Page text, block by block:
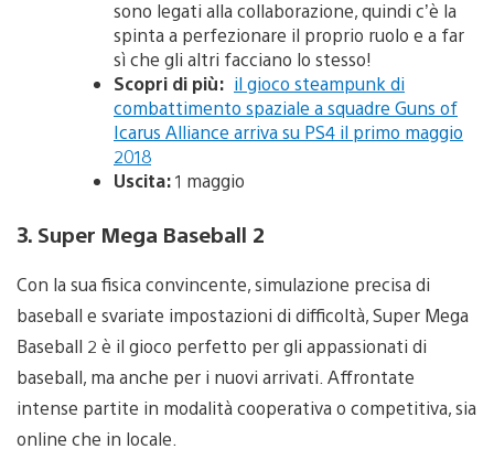
sono legati alla collaborazione, quindi c’è la
spinta a perfezionare il proprio ruolo e a far
sì che gli altri facciano lo stesso!
Scopri di più: il gioco steampunk di
combattimento spaziale a squadre Guns of
Icarus Alliance arriva su PS4 il primo maggio
2018
Uscita:1 maggio
3. Super Mega Baseball 2
Con la sua fisica convincente, simulazione precisa di
baseball e svariate impostazioni di difficoltà, Super Mega
Baseball 2 è il gioco perfetto per gli appassionati di
baseball, ma anche per i nuovi arrivati. Affrontate
intense partite in modalità cooperativa o competitiva, sia
online che in locale.